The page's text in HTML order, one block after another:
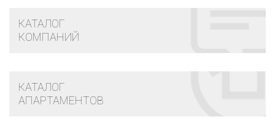
КАТАЛОГ
КОМПАНИЙ
КАТАЛОГ
АПАРТАМЕНТОВ